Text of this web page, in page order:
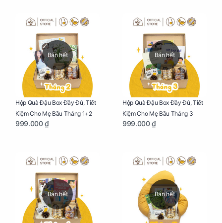
Bán hết
Hộp Quà Đậu Box Đầy Đủ, Tiết
Kiệm Cho Mẹ Bầu Tháng 1+2
999.000 ₫
Bán hết
Hộp Quà Đậu Box Đầy Đủ, Tiết
Kiệm Cho Mẹ Bầu Tháng 3
999.000 ₫
Bán hết Bán hết